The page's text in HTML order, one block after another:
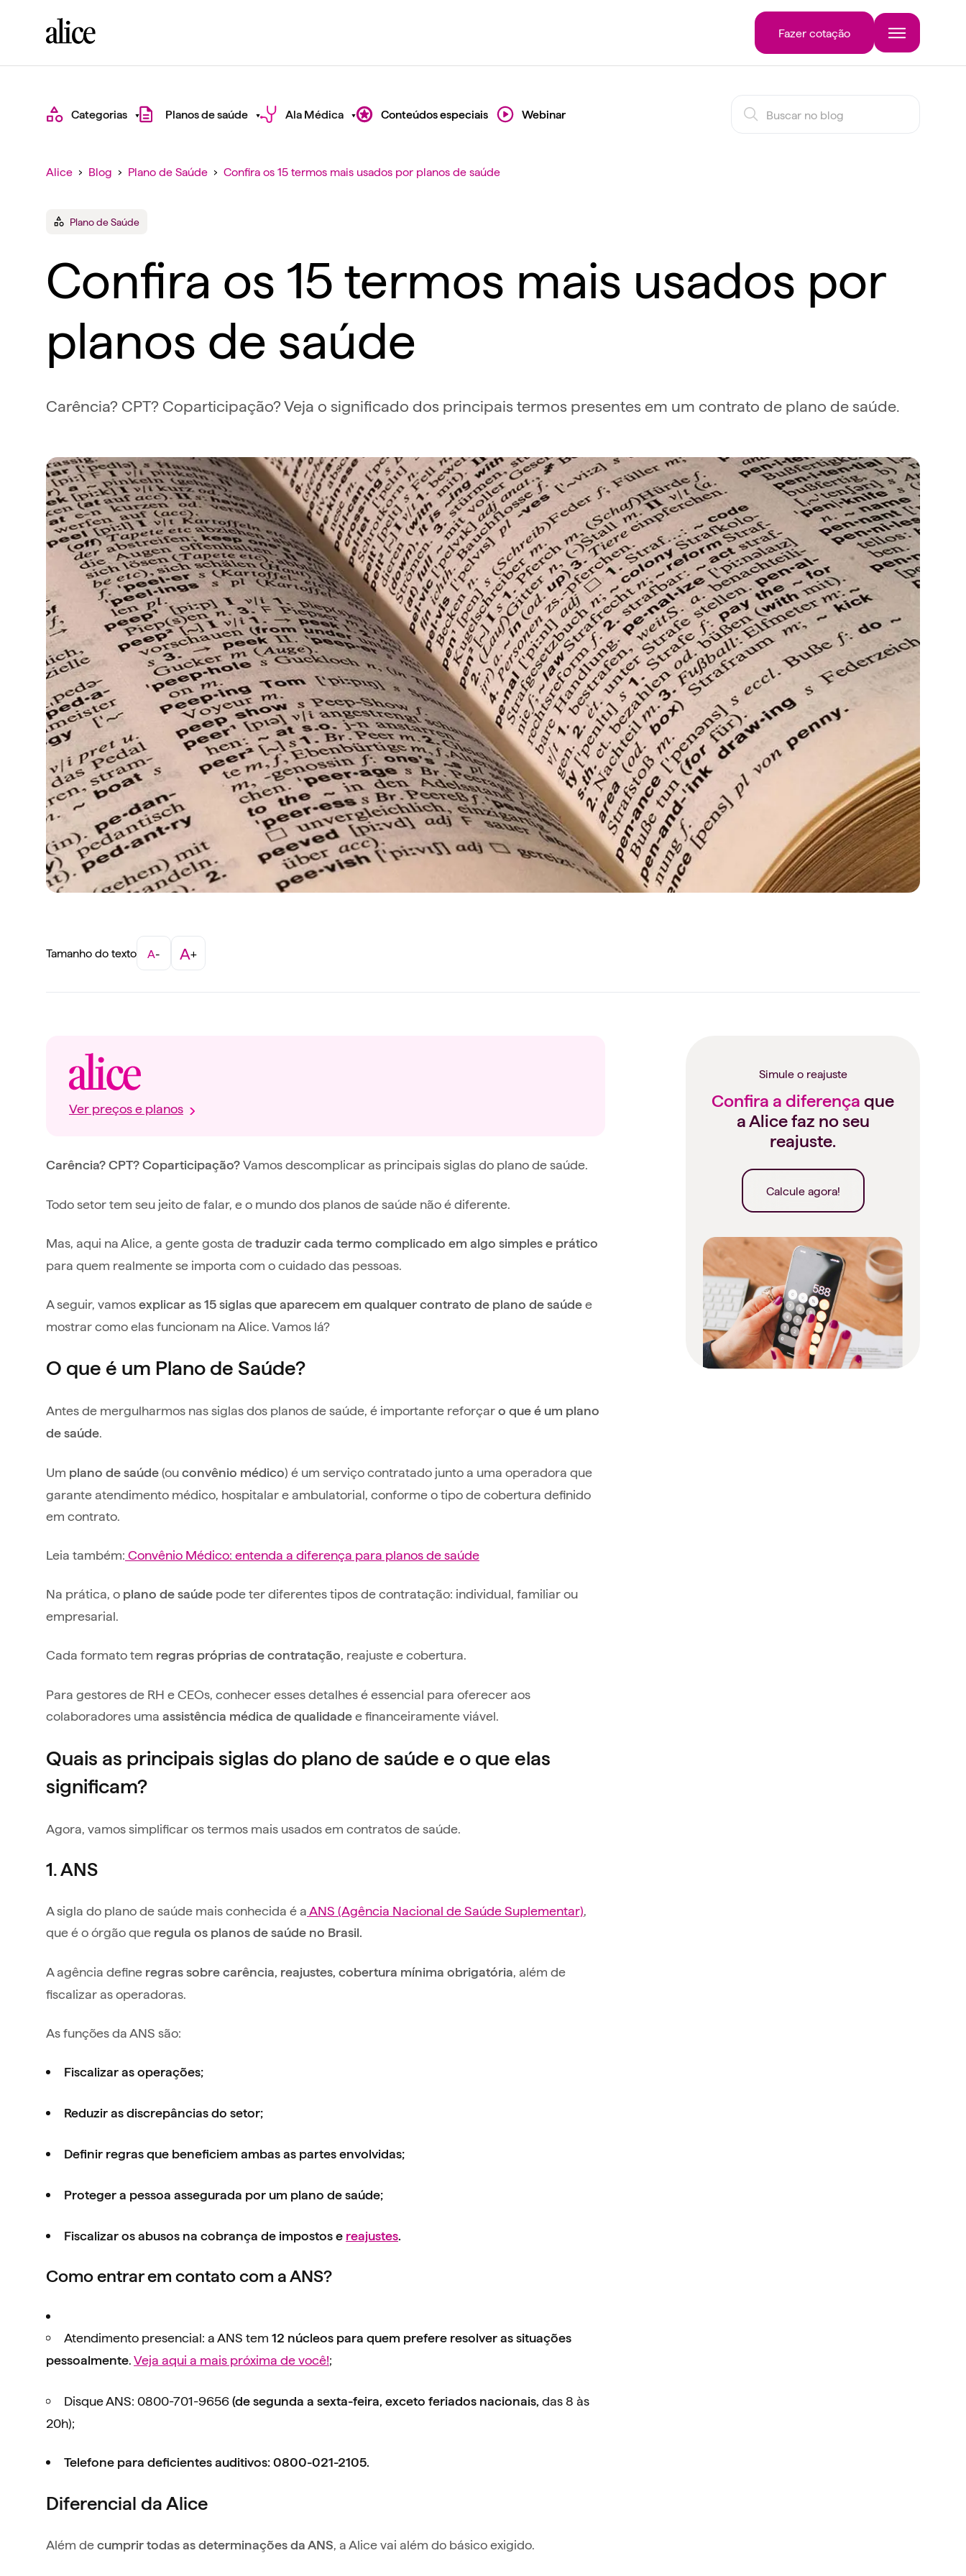
Fazer cotação
Categorias Planos de saúde Ala Médica Conteúdos especiais Webinar
Alice › Blog › Plano de Saúde › Confira os 15 termos mais usados por planos de saúde
Plano de Saúde
Confira os 15 termos mais usados por
planos de saúde
Carência? CPT? Coparticipação? Veja o significado dos principais termos presentes em um contrato de plano de saúde.
Tamanho do texto A- A+
Ver preços e planos
Carência? CPT? Coparticipação? Vamos descomplicar as principais siglas do plano de saúde.
Todo setor tem seu jeito de falar, e o mundo dos planos de saúde não é diferente.
Mas, aqui na Alice, a gente gosta de traduzir cada termo complicado em algo simples e prático
para quem realmente se importa com o cuidado das pessoas.
A seguir, vamos explicar as 15 siglas que aparecem em qualquer contrato de plano de saúde e
mostrar como elas funcionam na Alice. Vamos lá?
O que é um Plano de Saúde?
Antes de mergulharmos nas siglas dos planos de saúde, é importante reforçar o que é um plano
de saúde.
Um plano de saúde (ou convênio médico) é um serviço contratado junto a uma operadora que
garante atendimento médico, hospitalar e ambulatorial, conforme o tipo de cobertura definido
em contrato.
Leia também: Convênio Médico: entenda a diferença para planos de saúde
Na prática, o plano de saúde pode ter diferentes tipos de contratação: individual, familiar ou
empresarial.
Cada formato tem regras próprias de contratação, reajuste e cobertura.
Para gestores de RH e CEOs, conhecer esses detalhes é essencial para oferecer aos
colaboradores uma assistência médica de qualidade e financeiramente viável.
Quais as principais siglas do plano de saúde e o que elas
significam?
Agora, vamos simplificar os termos mais usados em contratos de saúde.
1. ANS
A sigla do plano de saúde mais conhecida é aANS (Agência Nacional de Saúde Suplementar),
que é o órgão que regula os planos de saúde no Brasil.
A agência define regras sobre carência, reajustes, cobertura mínima obrigatória, além de
fiscalizar as operadoras.
As funções da ANS são:
Fiscalizar as operações;
Reduzir as discrepâncias do setor;
Definir regras que beneficiem ambas as partes envolvidas;
Proteger a pessoa assegurada por um plano de saúde;
Fiscalizar os abusos na cobrança de impostos e reajustes
Como entrar em contato com a ANS?
Atendimento presencial: a ANS tem 12 núcleos para quem prefere resolver as situações
pessoalmente.Veja aqui a mais próxima de você!;
Disque ANS: 0800-701-9656 (de segunda a sexta-feira, exceto feriados nacionais, das 8 às
20h);
Telefone para deficientes auditivos: 0800-021-2105.
Diferencial da Alice
Além de cumprir todas as determinações da ANS, a Alice vai além do básico exigido.
Simule o reajuste
Confira a diferença que
a Alice faz no seu
reajuste.
Calcule agora!